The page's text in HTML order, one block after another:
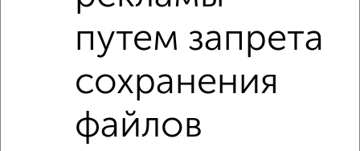
с центральным отоплением Вторичное жилье
в панельном доме с раздельным санузлом
площадью до 100 м²
С большой лоджией В большом дворе
путем запрета
сохранения
файлов